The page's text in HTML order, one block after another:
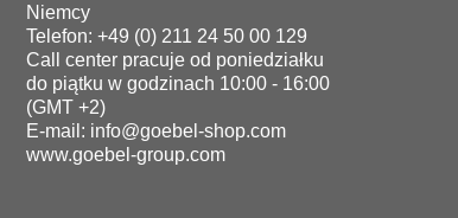
Niemcy
Telefon: +49 (0) 211 24 50 00 129
Call center pracuje od poniedziałku
do piątku w godzinach 10:00 - 16:00
(GMT +2)
E-mail: info@goebel-shop.com
www.goebel-group.com